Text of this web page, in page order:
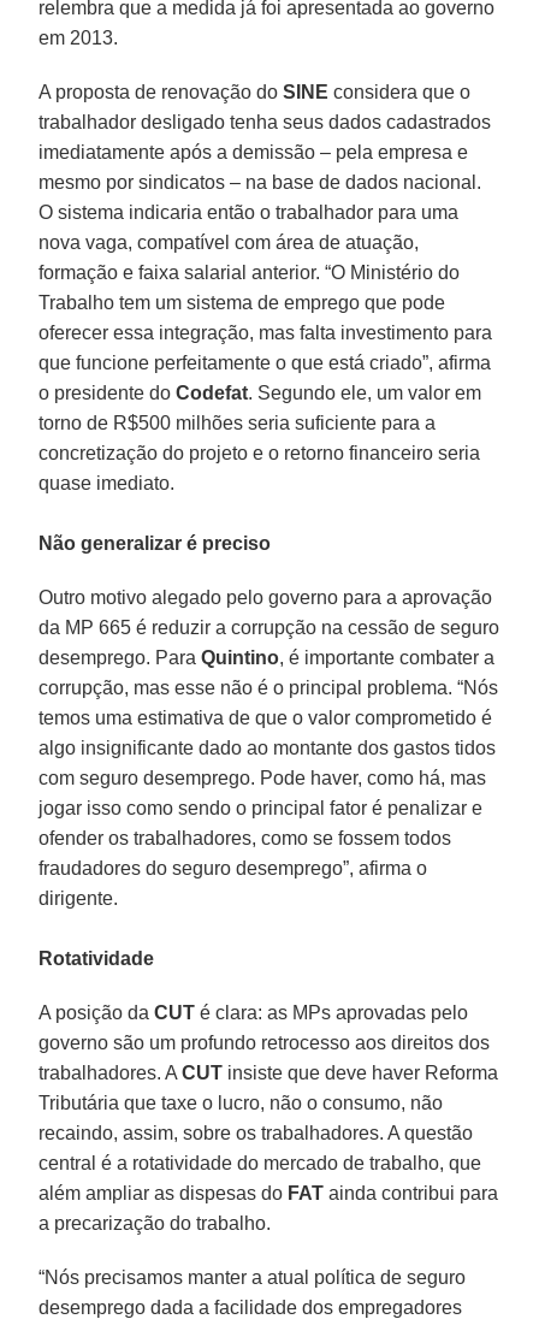
relembra que a medida já foi apresentada ao governo
em 2013.
A proposta de renovação doSINE considera que o
trabalhador desligado tenha seus dados cadastrados
imediatamente após a demissão – pela empresa e
mesmo por sindicatos – na base de dados nacional.
O sistema indicaria então o trabalhador para uma
nova vaga, compatível com área de atuação,
formação e faixa salarial anterior. “O Ministério do
Trabalho tem um sistema de emprego que pode
oferecer essa integração, mas falta investimento para
que funcione perfeitamente o que está criado”, afirma
o presidente doCodefat. Segundo ele, um valor em
torno de R$500 milhões seria suficiente para a
concretização do projeto e o retorno financeiro seria
quase imediato.
Não generalizar é preciso
Outro motivo alegado pelo governo para a aprovação
da MP 665 é reduzir a corrupção na cessão de seguro
desemprego. ParaQuintino, é importante combater a
corrupção, mas esse não é o principal problema. “Nós
temos uma estimativa de que o valor comprometido é
algo insignificante dado ao montante dos gastos tidos
com seguro desemprego. Pode haver, como há, mas
jogar isso como sendo o principal fator é penalizar e
ofender os trabalhadores, como se fossem todos
fraudadores do seguro desemprego”, afirma o
dirigente.
Rotatividade
A posição daCUT é clara: as MPs aprovadas pelo
governo são um profundo retrocesso aos direitos dos
trabalhadores. ACUT insiste que deve haver Reforma
Tributária que taxe o lucro, não o consumo, não
recaindo, assim, sobre os trabalhadores. A questão
central é a rotatividade do mercado de trabalho, que
além ampliar as dispesas do FAT ainda contribui para
a precarização do trabalho.
“Nós precisamos manter a atual política de seguro
desemprego dada a facilidade dos empregadores